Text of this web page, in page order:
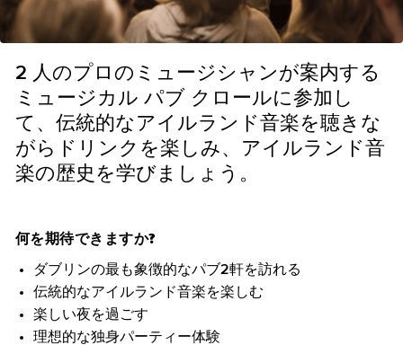
2 人のプロのミュージシャンが案内する
ミュージカル パブ クロールに参加し
て、伝統的なアイルランド音楽を聴きな
がらドリンクを楽しみ、アイルランド音
楽の歴史を学びましょう。
何を期待できますか?
ダブリンの最も象徴的なパブ2軒を訪れる
伝統的なアイルランド音楽を楽しむ
楽しい夜を過ごす
理想的な独身パーティー体験